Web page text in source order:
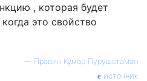
, которая будет
это свойство
— Правин Кумар Пурушотаман
источник